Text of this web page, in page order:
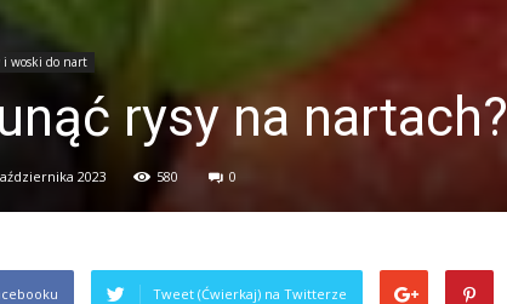
i woski do nart
rysy na nartach?
2023 580 0
Tweet (Ćwierkaj) na Twitterze